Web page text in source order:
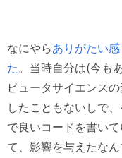
なにやらありがたい
た 。当時自分は(今も
ピュータサイエンス
したこともないしで
で良いコードを書い
て、影響を与えたな